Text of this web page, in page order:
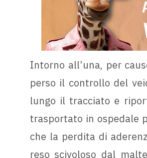
Intorno all’una, per
perso il controllo del
lungo il tracciato e
trasportato in ospedale
che la perdita di
reso scivoloso dal